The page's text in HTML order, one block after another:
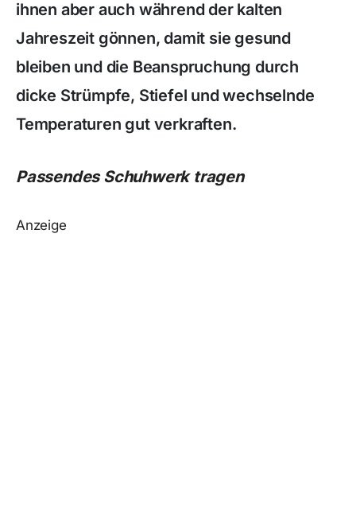
ihnen aber auch während der kalten
Jahreszeit gönnen, damit sie gesund
bleiben und die Beanspruchung durch
dicke Strümpfe, Stiefel und wechselnde
Temperaturen gut verkraften.
Passendes Schuhwerk tragen
Anzeige